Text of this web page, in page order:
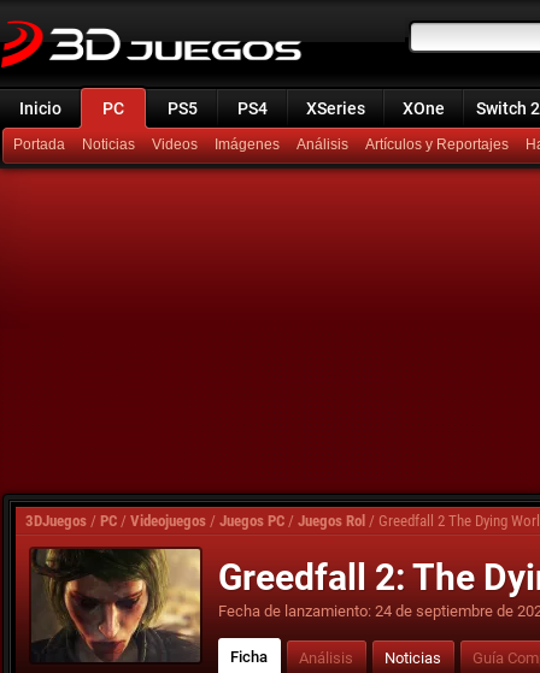
Inicio PC PS5 PS4 XSeries XOne Switch 2
Portada Noticias Videos Imágenes Análisis Artículos y Reportajes
3DJuegos / PC / Videojuegos / Juegos PC / Juegos Rol / Greedfall 2 The Dying
Greedfall 2: The
Fecha de lanzamiento: 24 de septiembre de
Ficha Análisis Noticias Guía